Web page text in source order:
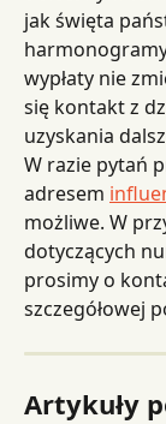
jak święta
wypłaty nie
się kontakt z
uzyskania
W razie pytań
adresem
możliwe. W
dotyczących
prosimy o
szczegółowej
Artykuły